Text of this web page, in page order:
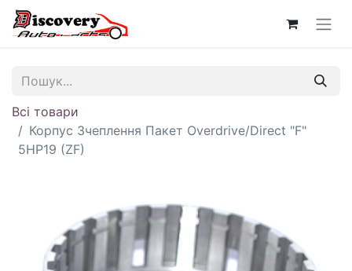
Всі товари
Корпус Зчеплення Пакет Overdrive/Direct "F"
5HP19 (ZF)